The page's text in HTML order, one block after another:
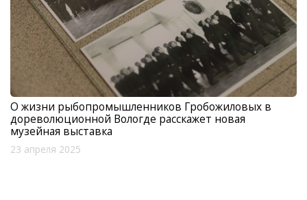
О жизни рыбопромышленников Гробожиловых в
дореволюционной Вологде расскажет новая
музейная выставка
23 апреля 2025